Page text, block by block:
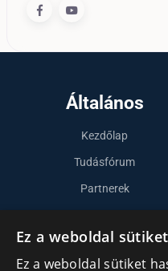
Általános
Kezdőlap
Tudásfórum
Partnerek
Kapcsolat
Ez a weboldal
Ez a weboldal sütiket